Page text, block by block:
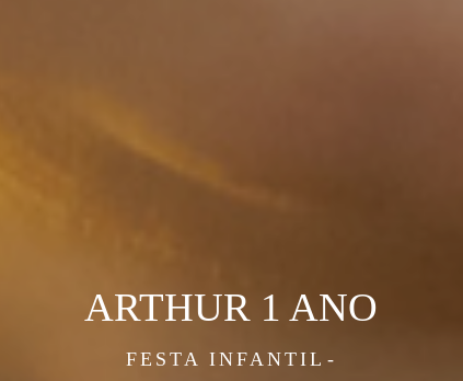
FESTA INFANTIL
ARTHUR 1 ANO